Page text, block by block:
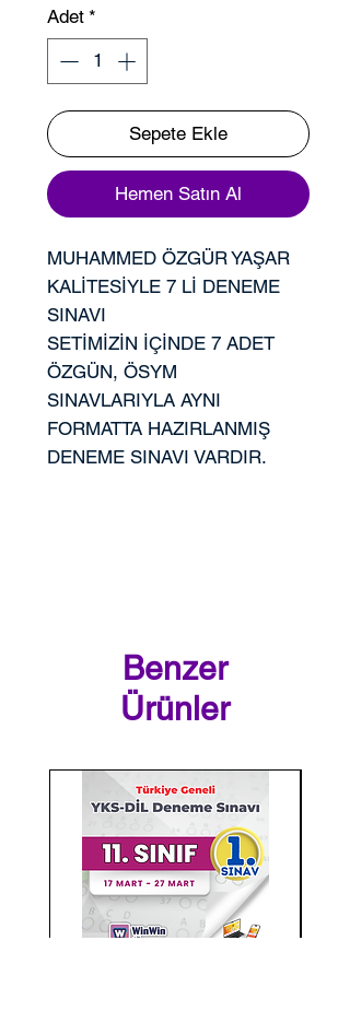
Adet *
Sepete Ekle
Hemen Satın Al
MUHAMMED ÖZGÜR YAŞAR
KALİTESİYLE 7 Lİ DENEME
SINAVI
SETİMİZİN İÇİNDE 7 ADET
ÖZGÜN, ÖSYM
SINAVLARIYLA AYNI
FORMATTA HAZIRLANMIŞ
DENEME SINAVI VARDIR.
Benzer
Ürünler